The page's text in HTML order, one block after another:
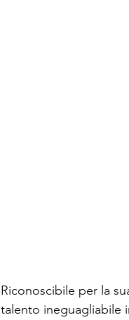
Riconoscibile per la
talento ineguagliabile